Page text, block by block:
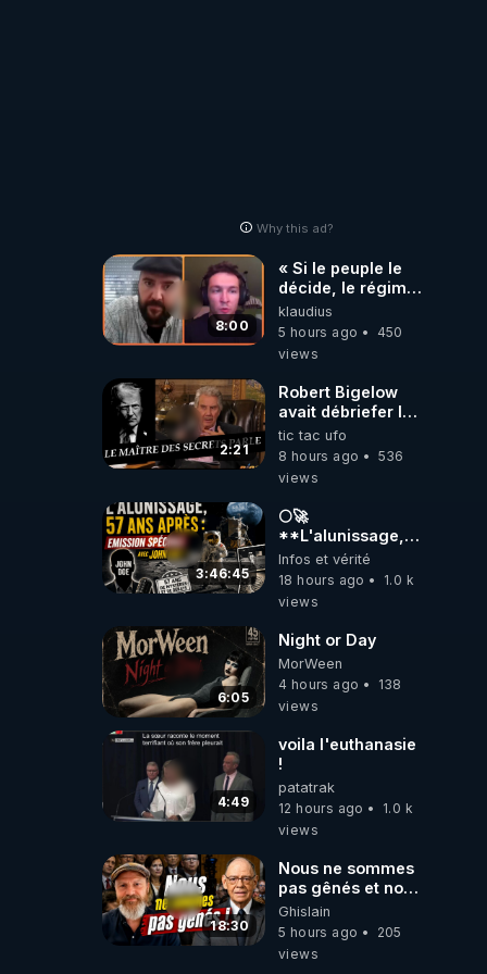
Why this ad?
8:00
« Si le peuple le
décide, le régime
peut tomber
demain ! »
klaudius
5 hours ago
450
views
2:21
Robert Bigelow
avait débriefer le
pédophile
génocidaire de
donald j trump
tic tac ufo
8 hours ago
536
views
3:46:45
🌕🚀
**L'alunissage,
57 ans après :
Émission spéciale
avec John Doe
Infos et vérité
18 hours ago
1.0 k
views
6:05
Night or Day
MorWeen
4 hours ago
138
views
4:49
voila l'euthanasie
!
patatrak
12 hours ago
1.0 k
views
18:30
Nous ne sommes
pas gênés et nous
n’avons pas
besoin de nous
excuser ! #jw
Ghislain
5 hours ago
205
views